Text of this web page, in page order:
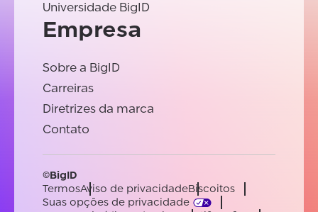
Universidade BigID
Empresa
Sobre a BigID
Carreiras
Diretrizes da marca
Contato
©BigID
TermosAviso de privacidadeBiscoitos
Suas opções de privacidade